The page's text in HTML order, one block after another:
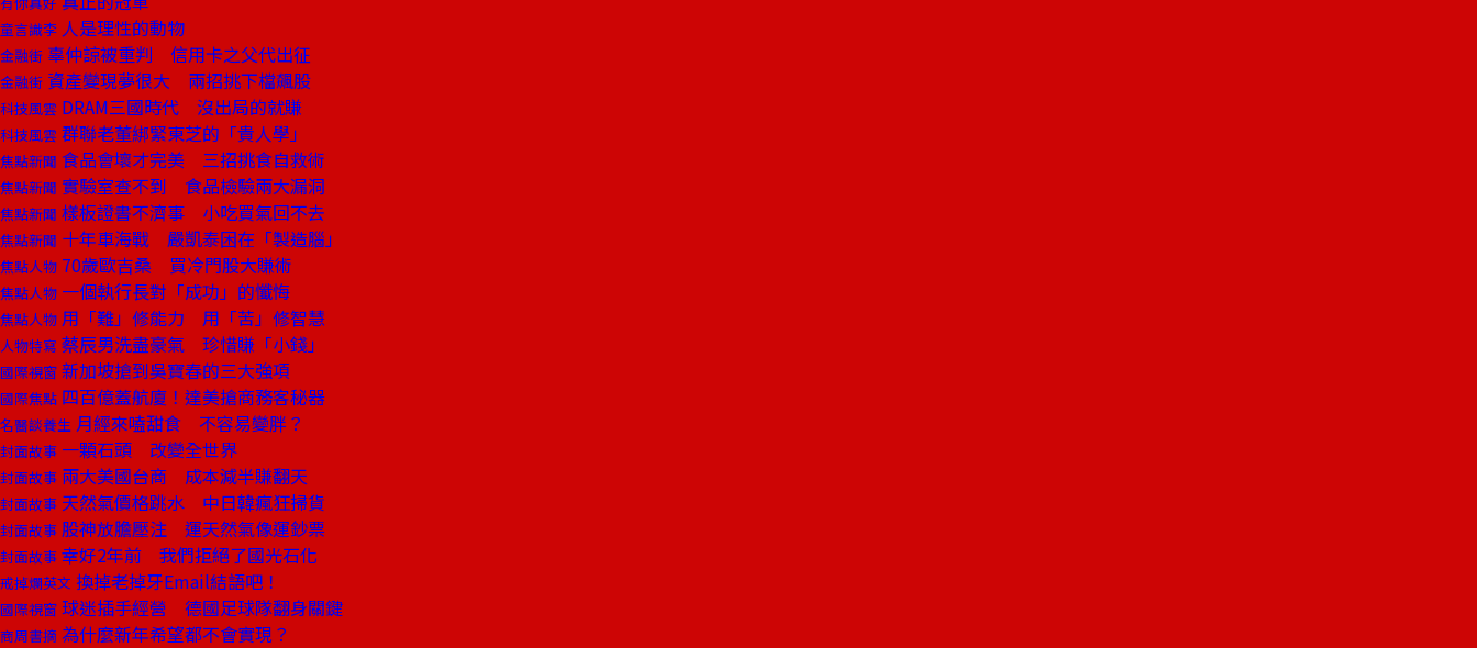
童言識李 人是理性的動物
金融街 辜仲諒被重判 信用卡之父代出征
金融街 資產變現夢很大 兩招挑下檔飆股
科技風雲 DRAM三國時代 沒出局的就賺
科技風雲 群聯老董綁緊東芝的「貴人學」
焦點新聞 食品會壞才完美 三招挑食自救術
焦點新聞 實驗室查不到 食品檢驗兩大漏洞
焦點新聞 樣板證書不濟事 小吃買氣回不去
焦點新聞 十年車海戰 嚴凱泰困在「製造腦」
焦點人物 70歲歐吉桑 買冷門股大賺術
焦點人物 一個執行長對「成功」的懺悔
焦點人物 用「難」修能力 用「苦」修智慧
人物特寫 蔡辰男洗盡豪氣 珍惜賺「小錢」
國際視窗 新加坡搶到吳寶春的三大強項
國際焦點 四百億蓋航廈！達美搶商務客秘器
名醫談養生 月經來嗑甜食 不容易變胖？
封面故事 一顆石頭 改變全世界
封面故事 兩大美國台商 成本減半賺翻天
封面故事 天然氣價格跳水 中日韓瘋狂掃貨
封面故事 股神放膽壓注 運天然氣像運鈔票
封面故事 幸好2年前 我們拒絕了國光石化
戒掉爛英文 換掉老掉牙Email結語吧！
國際視窗 球迷插手經營 德國足球隊翻身關鍵
商周書摘 為什麼新年希望都不會實現？